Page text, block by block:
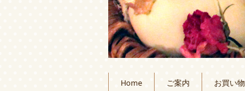
Home ご案内 お買い物